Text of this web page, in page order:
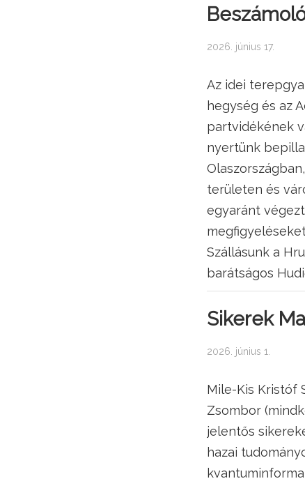
2026. június 17.
Az idei
hegység és az
partvidékének
nyertünk
területen és
egyaránt
Szállásunk a
barátságos
Sikerek
2026. június 1.
Mile-Kis Kristóf
Zsombor
jelentős
hazai